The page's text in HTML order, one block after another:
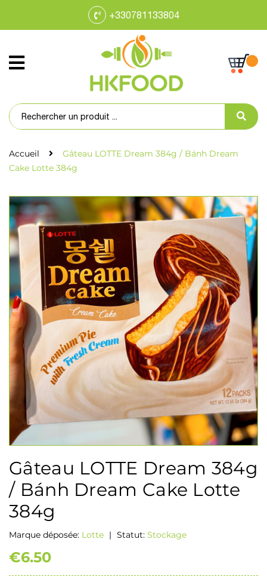
+330781133804
Accueil
Gâteau LOTTE Dream 384g / Bánh Dream
Cake Lotte 384g
Gâteau LOTTE Dream 384g
/ Bánh Dream Cake Lotte
384g
Marque déposée: Lotte | Statut: Stockage
€6.50